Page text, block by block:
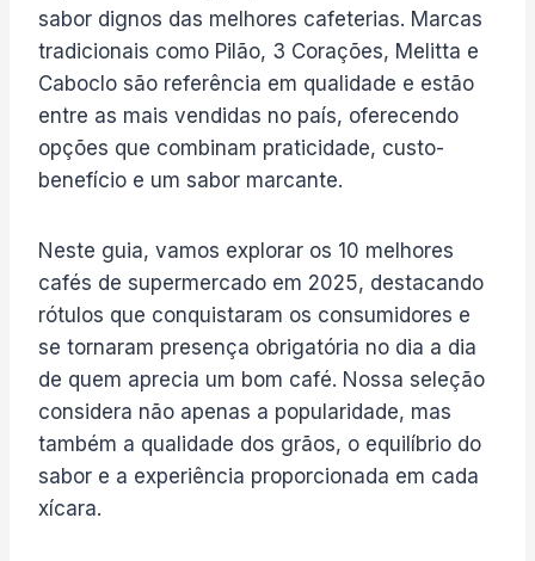
sabor dignos das melhores cafeterias. Marcas
tradicionais como Pilão, 3 Corações, Melitta e
Caboclo são referência em qualidade e estão
entre as mais vendidas no país, oferecendo
opções que combinam praticidade, custo-
benefício e um sabor marcante.
Neste guia, vamos explorar os 10 melhores
cafés de supermercado em 2025, destacando
rótulos que conquistaram os consumidores e
se tornaram presença obrigatória no dia a dia
de quem aprecia um bom café. Nossa seleção
considera não apenas a popularidade, mas
também a qualidade dos grãos, o equilíbrio do
sabor e a experiência proporcionada em cada
xícara.